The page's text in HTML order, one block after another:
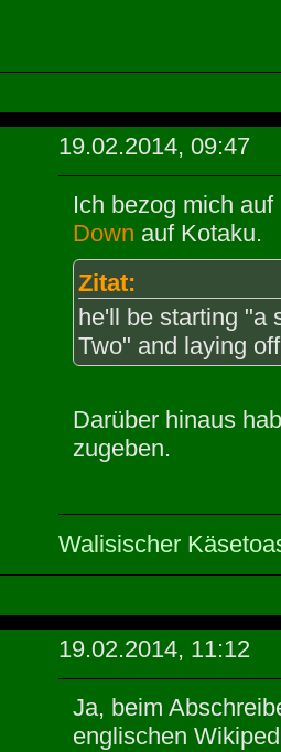
19.02.2014, 09:47
Ich bezog mich auf
Down auf Kotaku.
Zitat:
he'll be starting "a
Two" and laying
Darüber hinaus
zugeben.
Walisischer
19.02.2014, 11:12
Ja, beim
englischen